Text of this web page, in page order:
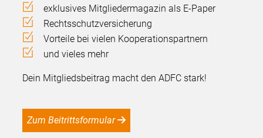
exklusives Mitgliedermagazin als E-Paper
Rechtsschutzversicherung
Vorteile bei vielen Kooperationspartnern
und vieles mehr
Dein Mitgliedsbeitrag macht den ADFC stark!
Zum Beitrittsformular